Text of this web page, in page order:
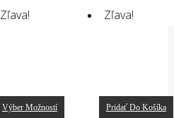
Zľava!
Výber Možností
Zľava!
Pridať Do Košíka